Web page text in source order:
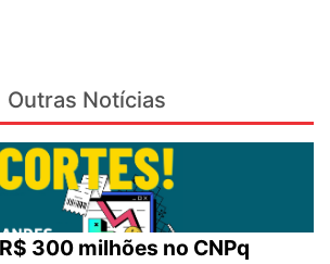
Outras Notícias
300 milhões no CNPq